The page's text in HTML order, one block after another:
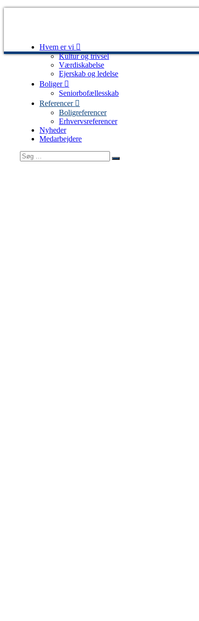
Sjælsø
Udvikling
byggestyring
ejendomsprojekter
Hvem er vi
Kultur og trivsel
Værdiskabelse
Ejerskab og ledelse
Boliger
Seniorbofællesskab
Referencer
Boligreferencer
Erhvervsreferencer
Nyheder
Medarbejdere
Søg
efter:
Søg